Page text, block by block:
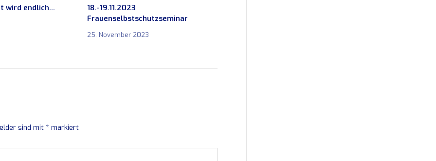
wird endlich…
18.-19.11.2023
Frauenselbstschutzseminar
25. November 2023
sind mit * markiert